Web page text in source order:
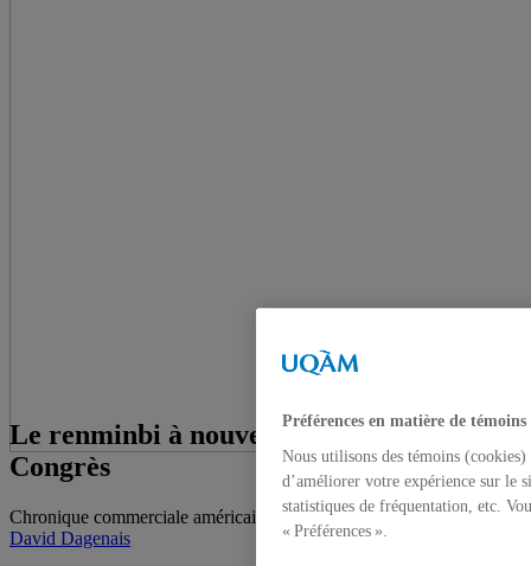
Le renminbi à nouveau dans la mire du
Congrès
Chronique commerciale américaine, vol. 4, no 21, 3 octobre 2011,
David Dagenais
Préférences en matière de témoins
Nous utilisons des témoins
d’améliorer votre expérience sur le
statistiques de fréquentation, etc.
« Préférences ».